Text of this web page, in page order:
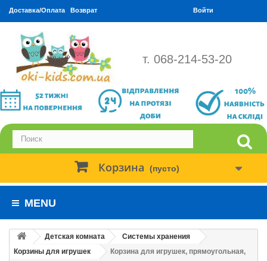
Доставка/Оплата Возврат Войти
т. 068-214-53-20
Корзина (пусто)
MENU
Детская комната
Системы хранения
Корзины для игрушек
Корзина для игрушек, прямоугольная,